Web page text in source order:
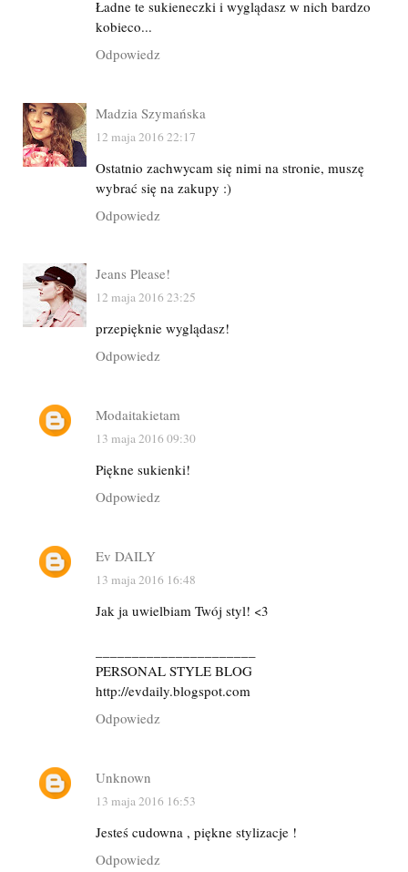
Ładne te sukieneczki i wyglądasz w nich bardzo
kobieco...
Odpowiedz
Madzia Szymańska
12 maja 2016 22:17
Ostatnio zachwycam się nimi na stronie, muszę
wybrać się na zakupy :)
Odpowiedz
Jeans Please!
12 maja 2016 23:25
przepięknie wyglądasz!
Odpowiedz
Modaitakietam
13 maja 2016 09:30
Piękne sukienki!
Odpowiedz
Ev DAILY
13 maja 2016 16:48
Jak ja uwielbiam Twój styl! <3
PERSONAL STYLE BLOG
http://evdaily.blogspot.com
Odpowiedz
Unknown
13 maja 2016 16:53
Jesteś cudowna , piękne stylizacje !
Odpowiedz